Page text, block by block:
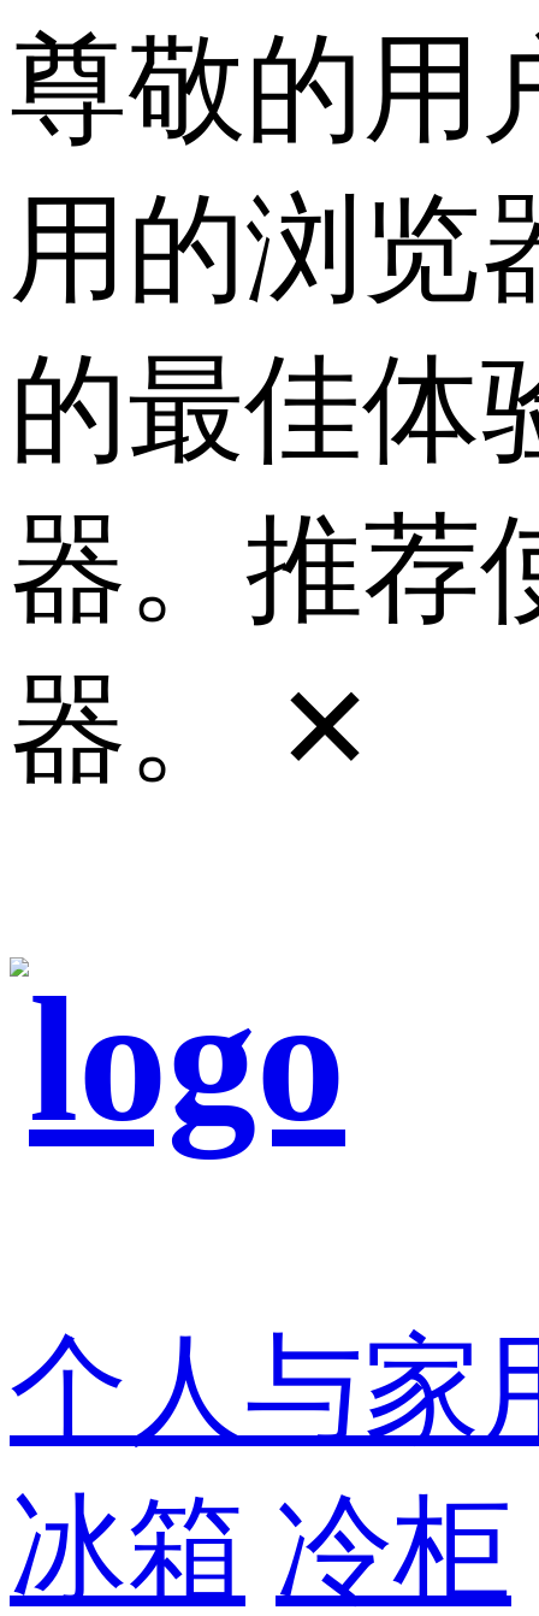
尊敬的用
用的浏览
的最佳体
器。推荐
器。
✕
个人与家
冰箱 冷柜